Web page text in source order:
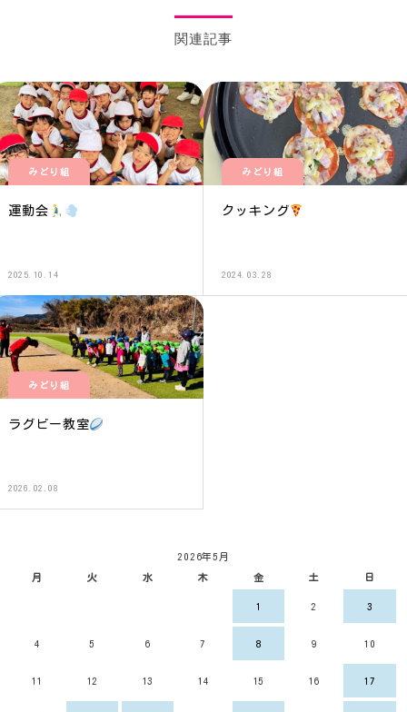
関連記事
みどり組
運動会
2025.10.14
みどり組
クッキング
2024.03.28
みどり組
ラグビー教室
2026.02.08
2026年5月
月 火 水 木 金 土 日
1 2 3
4 5 6 7 8 9 10
11 12 13 14 15 16 17